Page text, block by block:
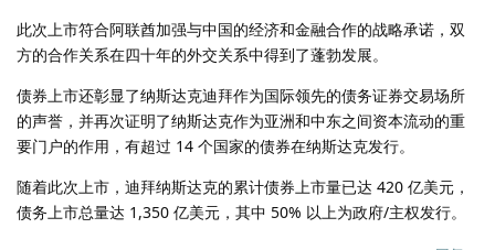
此次上市符合阿联酋加强与中国的经济和金融合作的战略承诺，双
方的合作关系在四十年的外交关系中得到了蓬勃发展。
债券上市还彰显了纳斯达克迪拜作为国际领先的债务证券交易场所
的声誉，并再次证明了纳斯达克作为亚洲和中东之间资本流动的重
要门户的作用，有超过 14 个国家的债券在纳斯达克发行。
随着此次上市，迪拜纳斯达克的累计债券上市量已达 420 亿美元，
债务上市总量达 1,350 亿美元，其中 50% 以上为政府/主权发行。